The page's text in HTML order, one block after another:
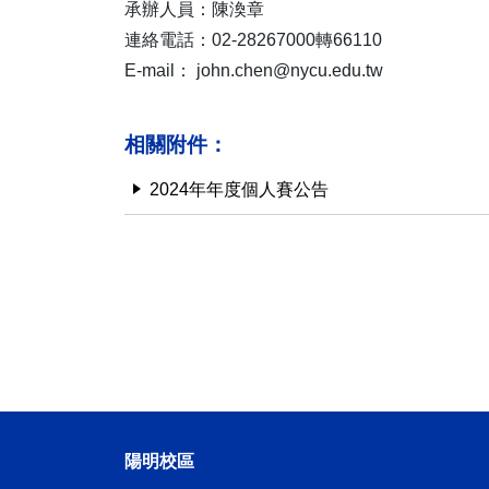
承辦人員：陳渙章
連絡電話：02-28267000轉66110
E-mail： john.chen@nycu.edu.tw
相關附件：
2024年年度個人賽公告
陽明校區